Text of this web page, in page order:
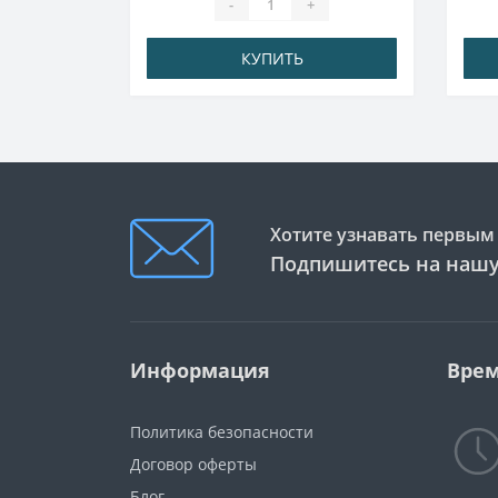
КУПИТЬ
Хотите узнавать
Подпишитесь на
Информация
Политика безопасности
Договор оферты